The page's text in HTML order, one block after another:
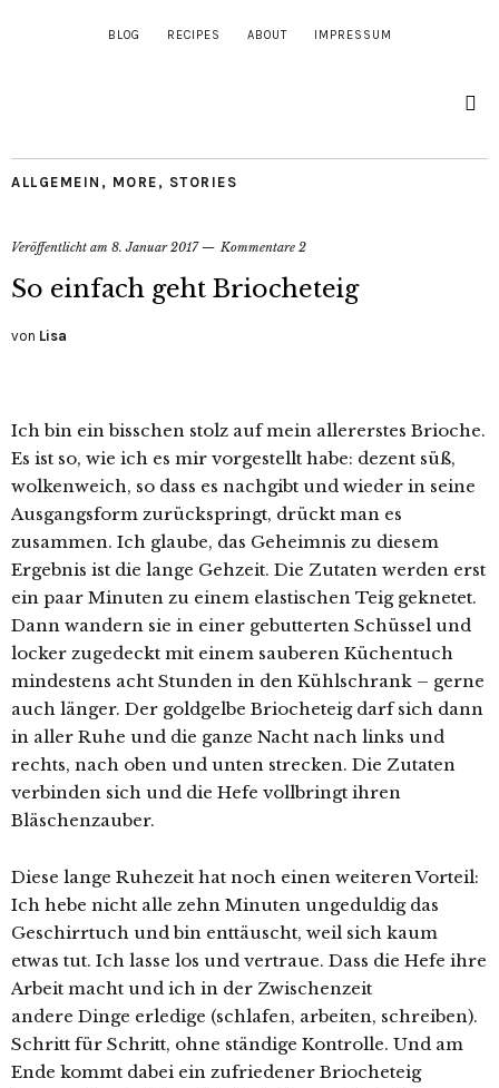
BLOG RECIPES ABOUT IMPRESSUM
ALLGEMEIN , MORE , STORIES
Veröffentlicht am 8. Januar 2017 Kommentare 2
So einfach geht Briocheteig
von Lisa
Ich bin ein bisschen stolz auf mein allererstes Brioche.
Es ist so, wie ich es mir vorgestellt habe: dezent süß,
wolkenweich, so dass es nachgibt und wieder in seine
Ausgangsform zurückspringt, drückt man es
zusammen. Ich glaube, das Geheimnis zu diesem
Ergebnis ist die lange Gehzeit. Die Zutaten werden erst
ein paar Minuten zu einem elastischen Teig geknetet.
Dann wandern sie in einer gebutterten Schüssel und
locker zugedeckt mit einem sauberen Küchentuch
mindestens acht Stunden in den Kühlschrank – gerne
auch länger. Der goldgelbe Briocheteig darf sich dann
in aller Ruhe und die ganze Nacht nach links und
rechts, nach oben und unten strecken. Die Zutaten
verbinden sich und die Hefe vollbringt ihren
Bläschenzauber.
Diese lange Ruhezeit hat noch einen weiteren Vorteil:
Ich hebe nicht alle zehn Minuten ungeduldig das
Geschirrtuch und bin enttäuscht, weil sich kaum
etwas tut. Ich lasse los und vertraue. Dass die Hefe ihre
Arbeit macht und ich in der Zwischenzeit
andere Dinge erledige (schlafen, arbeiten, schreiben).
Schritt für Schritt, ohne ständige Kontrolle. Und am
Ende kommt dabei ein zufriedener Briocheteig